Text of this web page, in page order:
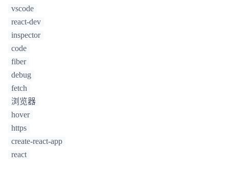
vscode
react-dev
inspector
code
fiber
debug
fetch
浏览器
hover
https
create-react-app
react